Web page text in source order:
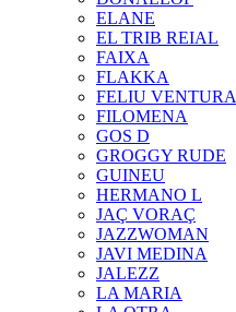
ELANE
EL TRIB REIAL
FAIXA
FLAKKA
FELIU VENTURA
FILOMENA
GOS D
GROGGY RUDE
GUINEU
HERMANO L
JAÇ VORAÇ
JAZZWOMAN
JAVI MEDINA
JALEZZ
LA MARIA